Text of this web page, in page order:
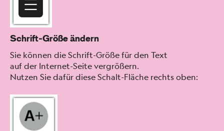
Schrift-Größe ändern
Sie kön­nen die Schrift-Größe für den Text
auf der Inter­net-Seite ver­größern.
Nutzen Sie dafür diese Schalt-Fläche rechts oben: